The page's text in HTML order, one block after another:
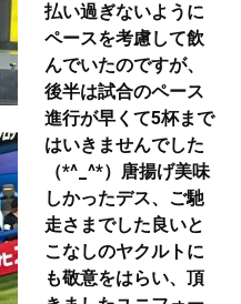
払い過ぎないように
ペースを考慮して飲
んでいたのですが、
後半は試合のペース
進行が早くて5杯まで
はいきませんでした
（*^_^*）唐揚げ美味
しかったデス、ご馳
走さまでした良いと
こなしのヤクルトに
も敬意をはらい、頂